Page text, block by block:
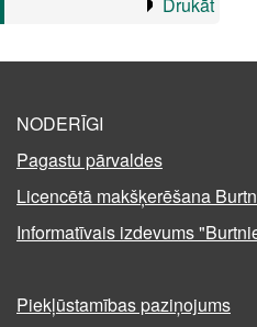
NODERĪGI
Pagastu pārvaldes
Licencētā makšķerēšana
Informatīvais izdevums
Piekļūstamības paziņojums